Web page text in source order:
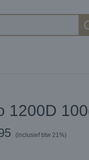
1200D
(inclusief btw 21%)